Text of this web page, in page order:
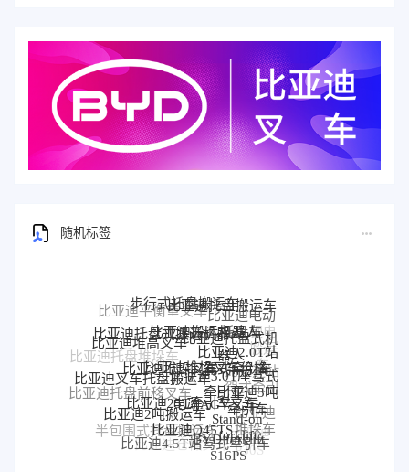
随机标签
比亚迪平衡重叉车
步行式托盘搬运车
比亚迪托盘搬运车
比亚迪电动
托盘车
比亚迪托盘堆垛车
比亚迪堆高叉车
比亚迪托盘式搬运机器人
比亚迪搬运机器人
比亚迪托盘式机
器人
比亚迪2.0T站
驾式牵引车
比亚迪站
驾式牵引
车
比亚迪前移叉车
比亚迪托盘前移叉车
比亚迪叉车托盘搬运车
比亚迪堆垛叉车
比亚迪堆垛叉车价格
比亚迪3.0T座驾式
牵引车
比亚迪3吨
牵引车
比亚迪
堆垛车
比亚迪
P30S
比亚迪站驾式托盘搬运
车
比亚迪仓储叉车
半包围式托盘搬运车
比亚迪2吨搬运车
比亚迪25T牵引车
电动AGV叉车
Stand-on
forklift
BYD forklift
S16PS
比亚迪4.5T站驾式牵引车
比亚迪Q45TS